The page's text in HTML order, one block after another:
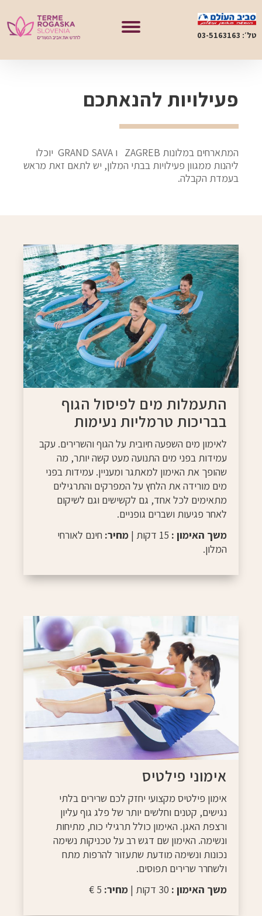
טל׳: 03-5163163
פעילויות להנאתכם
המתארחים במלונות ZAGREB ו GRAND SAVA יוכלו
ליהנות ממגוון פעילויות בבתי המלון, יש לתאם זאת מראש
בעמדת הקבלה.
התעמלות מים לפיסול הגוף
בבריכות טרמליות נעימות
לאימון מים השפעה חיובית על הגוף והשרירים. עקב
עמידות בפני מים התנועה מעט קשה יותר, מה
שהופך את האימון למאתגר ומעניין. עמידות בפני
מים מורידה את הלחץ על המפרקים והתרגילים
מתאימים לכל אחד, גם לקשישים וגם לשיקום
לאחר פגיעות ושברים גופניים.
משך האימון :
מחיר: חינם לאורחי
המלון.
אימוני פילטיס
אימון פילטיס מקצועי יחזק לכם שרירים בלתי
נגישים, קטנים וחלשים יותר של פלג גוף עליון
ורצפת האגן. האימון כולל תרגילי כוח, מתיחות
ונשימה. האימון שם דגש רב על טכניקות נשימה
נכונות ונשימה מודעת שתעזור להרפות מתח
ולשחרר שרירים תפוסים.
משך האימון :
מחיר: